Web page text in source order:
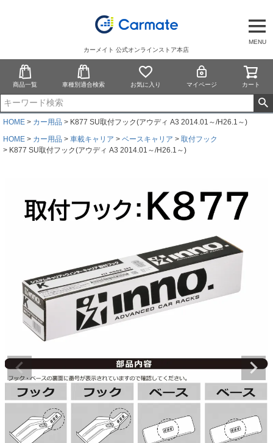
MENU
カーメイト 公式オンラインストア本店
商品一覧 車種別適合検索 お気に入り マイページ カート
HOME カー用品
K877 SU取付フック(アウディ A3 2014.01～/H26.1～)
HOME
カー用品 車載キャリア ベースキャリア
取付フック
K877 SU取付フック(アウディ A3 2014.01～/H26.1～)